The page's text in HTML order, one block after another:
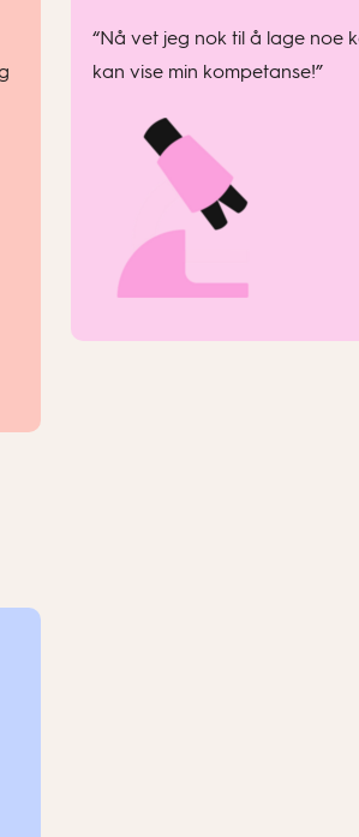
“Nå vet jeg nok til å lage noe
kan vise min kompetanse!”